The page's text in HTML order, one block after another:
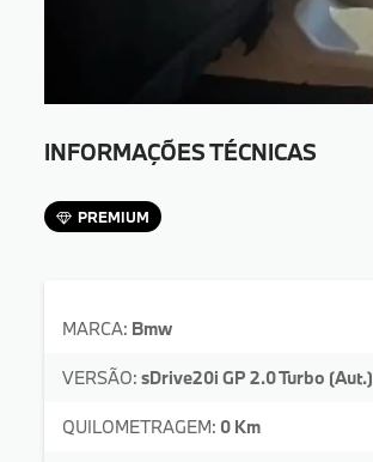
INFORMAÇÕES TÉCNICAS
PREMIUM
MARCA: Bmw
VERSÃO: sDrive20i GP 2.0 Turbo (Aut.)
QUILOMETRAGEM: 0 Km